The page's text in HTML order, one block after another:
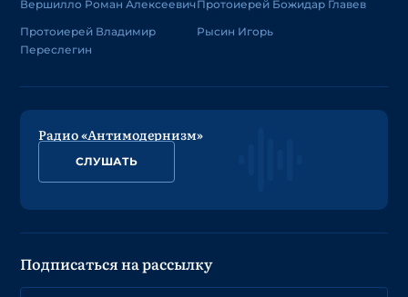
Вершилло Роман Алексеевич
Протоиерей Владимир
Переслегин
Протоиерей Божидар Главев
Рысин Игорь
Радио «Антимодернизм»
СЛУШАТЬ
Подписаться на рассылку